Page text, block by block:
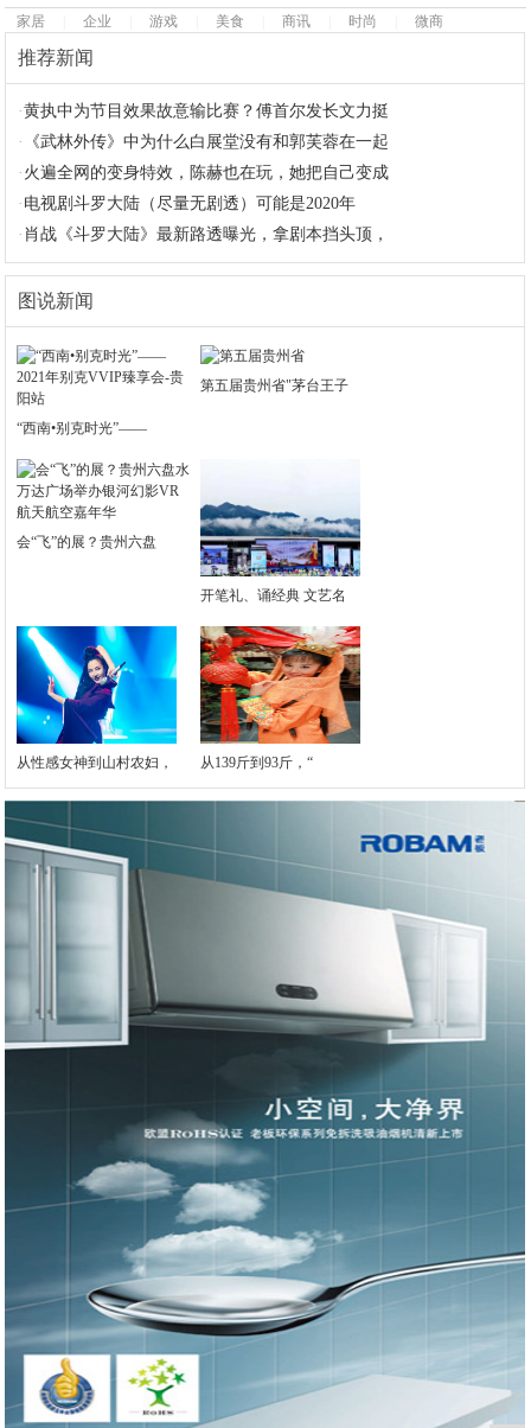
家居 企业 游戏 美食 商讯 时尚 微商
推荐新闻
·黄执中为节目效果故意输比赛？傅首尔发长文力挺
·
《武林外传》中为什么白展堂没有和郭芙蓉在一起
· 火遍全网的变身特效，陈赫也在玩，她把自己变成
· 电视剧斗罗大陆（尽量无剧透）可能是2020年
· 肖战《斗罗大陆》最新路透曝光，拿剧本挡头顶，
图说新闻
“西南•别克时光”——
第五届贵州省"茅台王子
会“飞”的展？贵州六盘
开笔礼、诵经典 文艺名
从性感女神到山村农妇， 从139斤到93斤，“